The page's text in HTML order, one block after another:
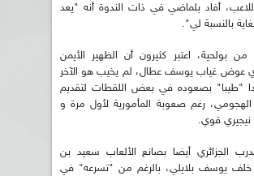
أفاد بلماضي في ذات الندوة أنه "يعد
بالنسبة لي".
بولحية، اعتبر كثيرون أن الظهير الأيمن
عوض غياب يوسف عطال، لم يخيب هو الآخر
"طيبا" بصعوده في بعض اللقطات لتقديم
الهجومي، رغم صعوبة المأمورية لأول مرة و
قوي.
الجزائري أيضا بصانع الألعاب سعيد بن
خلف يوسف بلايلي، بالرغم من "تسرعه" في